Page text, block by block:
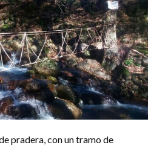
pradera, con un tramo de